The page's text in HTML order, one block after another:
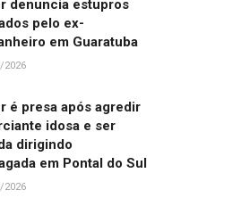
denuncia estupros
pelo ex-
em Guaratuba
2026
é presa após agredir
idosa e ser
dirigindo
em Pontal do Sul
2026